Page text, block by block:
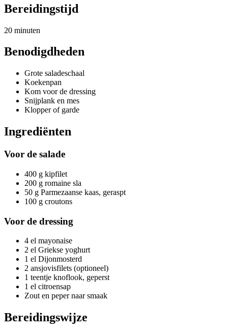
Bereidingstijd
20 minuten
Benodigdheden
Grote saladeschaal
Koekenpan
Kom voor de dressing
Snijplank en mes
Klopper of garde
Ingrediënten
Voor de salade
400 g kipfilet
200 g romaine sla
50 g Parmezaanse kaas, geraspt
100 g croutons
Voor de dressing
4 el mayonaise
2 el Griekse yoghurt
1 el Dijonmosterd
2 ansjovisfilets (optioneel)
1 teentje knoflook, geperst
1 el citroensap
Zout en peper naar smaak
Bereidingswijze